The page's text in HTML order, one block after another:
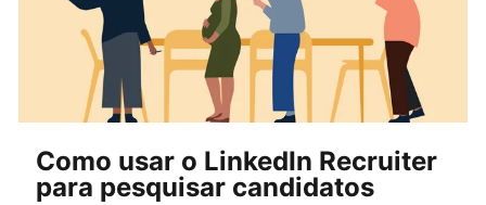
Como usar o LinkedIn Recruiter
para pesquisar candidatos